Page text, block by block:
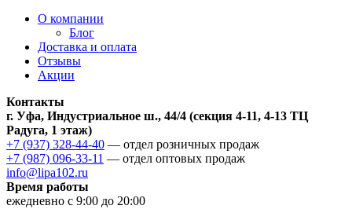
О компании
Блог
Доставка и оплата
Отзывы
Акции
Контакты
г. Уфа, Индустриальное ш., 44/4 (секция 4-11, 4-13 ТЦ
Радуга, 1 этаж)
+7 (937) 328-44-40 — отдел розничных продаж
+7 (987) 096-33-11 — отдел оптовых продаж
info@lipa102.ru
Время работы
ежедневно с 9:00 до 20:00